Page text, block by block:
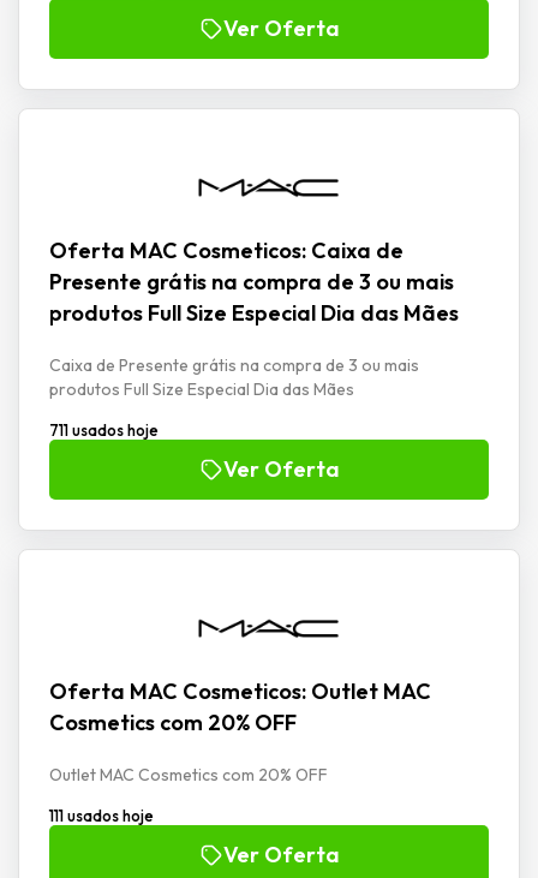
Ver Oferta
Oferta MAC Cosmeticos: Caixa de
Presente grátis na compra de 3 ou mais
produtos Full Size Especial Dia das Mães
Caixa de Presente grátis na compra de 3 ou mais
produtos Full Size Especial Dia das Mães
711 usados hoje
Ver Oferta
Oferta MAC Cosmeticos: Outlet MAC
Cosmetics com 20% OFF
Outlet MAC Cosmetics com 20% OFF
111 usados hoje
Ver Oferta